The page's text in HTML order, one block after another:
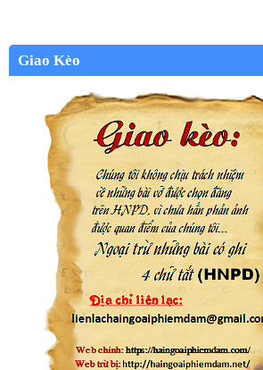
Giao Kèo